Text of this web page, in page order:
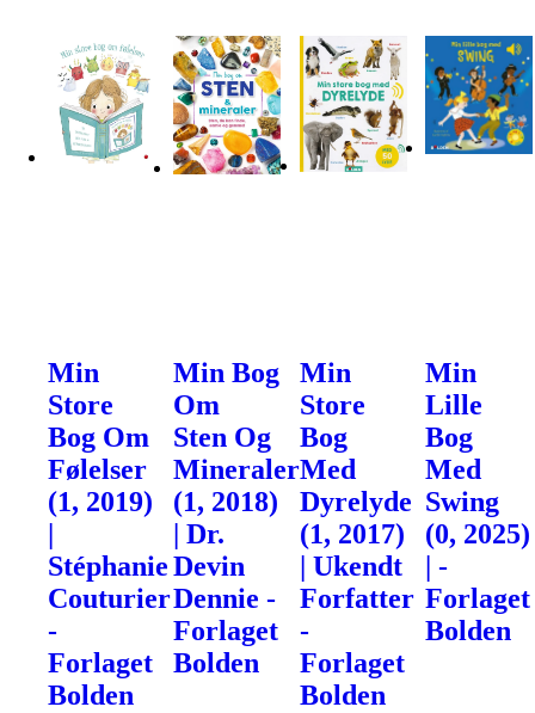
Min
Store
Bog Om
Følelser
(1, 2019)
Stéphanie
Couturier
-
Forlaget
Bolden
Min Bog
Om
Sten Og
Mineraler
(1, 2018)
| Dr.
Devin
Dennie -
Forlaget
Bolden
Min
Store
Bog
Med
Dyrelyde
(1, 2017)
| Ukendt
Forfatter
-
Forlaget
Bolden
Min
Lille
Bog
Med
Swing
(0, 2025)
| -
Forlaget
Bolden